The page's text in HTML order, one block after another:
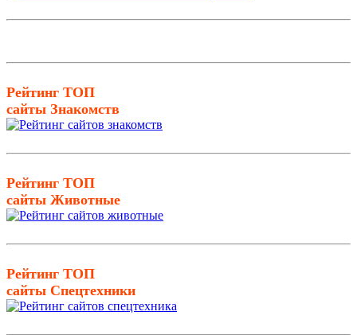
Рейтинг ТОП
сайты Знакомств
Рейтинг ТОП
сайты Животные
Рейтинг ТОП
сайты Спецтехники